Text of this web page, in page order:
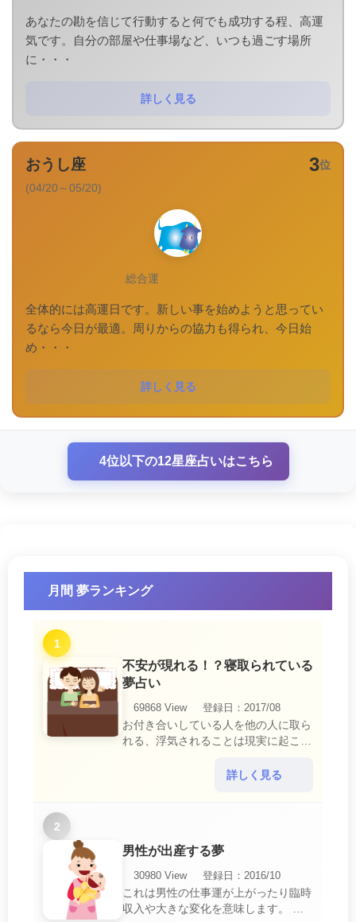
あなたの勘を信じて行動すると何でも成功する程、高運
気です。自分の部屋や仕事場など、いつも過ごす場所
に・・・
詳しく見る
3位
おうし座
(04/20～05/20)
総合運
全体的には高運日です。新しい事を始めようと思ってい
るなら今日が最適。周りからの協力も得られ、今日始
め・・・
詳しく見る
4位以下の12星座占いはこちら
月間 夢ランキング
1
不安が現れる！？寝取られている
夢占い
69868 View
登録日：2017/08
お付き合いしている人を他の人に取ら
れる、浮気されることは現実に起こる
いにおいて、『寝取られている』夢
詳しく見る
2
男性が出産する夢
30980 View
登録日：2016/10
これは男性の仕事運が上がったり臨時
収入や大きな変化を意味します。 喜